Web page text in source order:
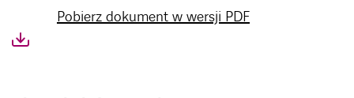
Pobierz dokument w wersji PDF